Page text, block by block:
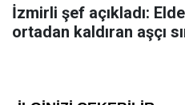
İzmirli şef açıkladı:
ortadan kaldıran aşçı